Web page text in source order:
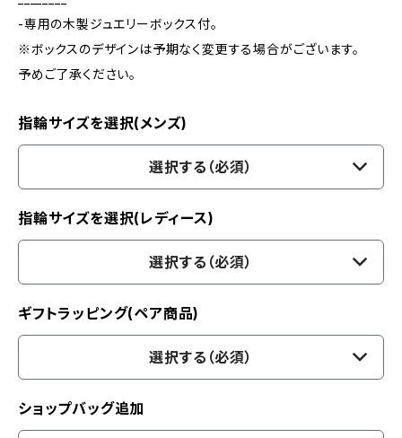
-専用の木製ジュエリーボックス付。
※ボックスのデザインは予期なく変更する場合がございます。
予めご了承ください。
指輪サイズを選択(メンズ)
選択する（必須）
指輪サイズを選択(レディース)
選択する（必須）
ギフトラッピング(ペア商品)
選択する（必須）
ショップバッグ追加